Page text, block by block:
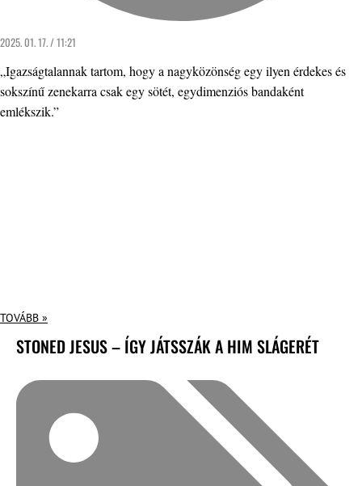
2025. 01. 17. / 11:21
„Igazságtalannak tartom, hogy a nagyközönség egy ilyen érdekes és
sokszínű zenekarra csak egy sötét, egydimenziós bandaként
emlékszik.”
TOVÁBB »
STONED JESUS – ÍGY JÁTSSZÁK A HIM SLÁGERÉT